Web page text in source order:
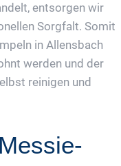
entsorgen wir
Sorgfalt. Somit
in Allensbach
werden und der
reinigen und